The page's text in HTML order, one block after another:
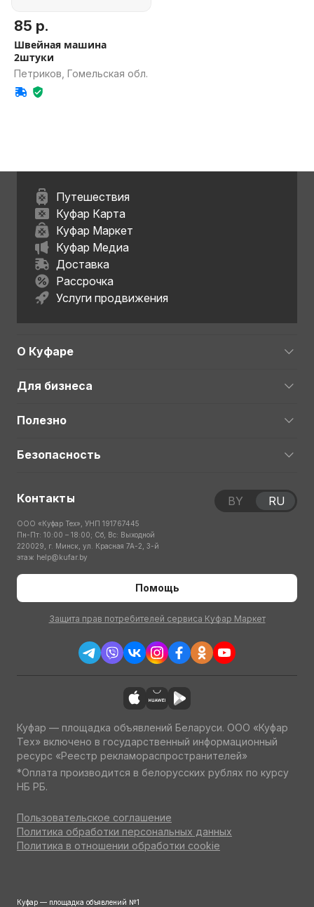
85 р.
Швейная машина
2штуки
Петриков, Гомельская обл.
Путешествия
Куфар Карта
Куфар Маркет
Куфар Медиа
Доставка
Рассрочка
Услуги продвижения
О Куфаре
Для бизнеса
Полезно
Безопасность
Контакты
ООО «Куфар Тех», УНП 191767445
Пн-Пт: 10:00 – 18:00; Сб, Вс: Выходной
220029, г. Минск, ул. Красная 7А-2, 3-й
этаж help@kufar.by
Помощь
Защита прав потребителей сервиса Куфар Маркет
BY RU
Куфар — площадка объявлений Беларуси. ООО «Куфар
Тех» включено в государственный информационный
ресурс «Реестр рекламораспространителей»
*Оплата производится в белорусских рублях по курсу
НБ РБ.
Пользовательское соглашение
Политика обработки персональных данных
Политика в отношении обработки cookie
Куфар — площадка объявлений №1